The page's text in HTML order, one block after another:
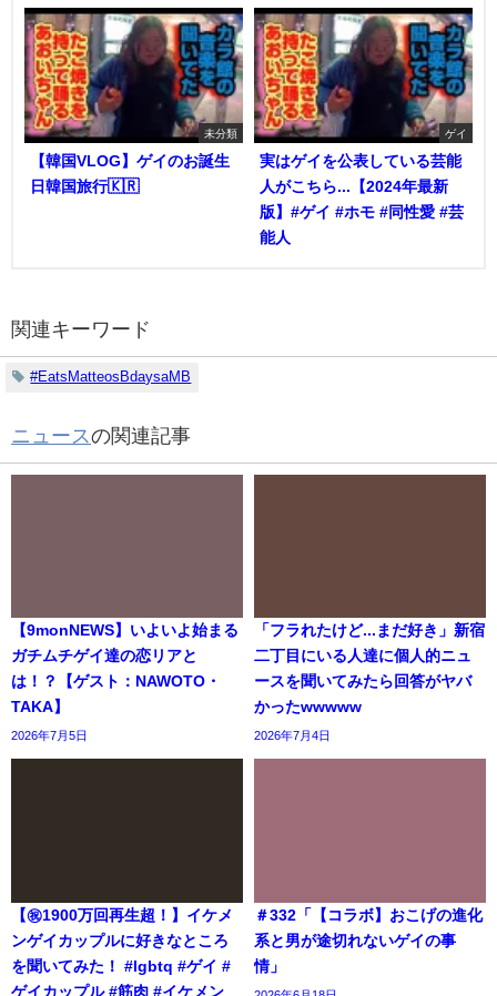
未分類
【韓国VLOG】ゲイのお誕生
日韓国旅行🇰🇷
ゲイ
実はゲイを公表している芸能
人がこちら...【2024年最新
版】#ゲイ #ホモ #同性愛 #芸
能人
関連キーワード
#EatsMatteosBdaysaMB
ニュースの関連記事
【9monNEWS】いよいよ始まる
ガチムチゲイ達の恋リアと
は！？【ゲスト：NAWOTO・
TAKA】
2026年7月5日
「フラれたけど...まだ好き」新宿
二丁目にいる人達に個人的ニュ
ースを聞いてみたら回答がヤバ
かったwwwww
2026年7月4日
【㊗️1900万回再生超！】イケメ
ンゲイカップルに好きなところ
を聞いてみた！ #lgbtq #ゲイ #
ゲイカップル #筋肉 #イケメン
＃332「【コラボ】おこげの進化
系と男が途切れないゲイの事
情」